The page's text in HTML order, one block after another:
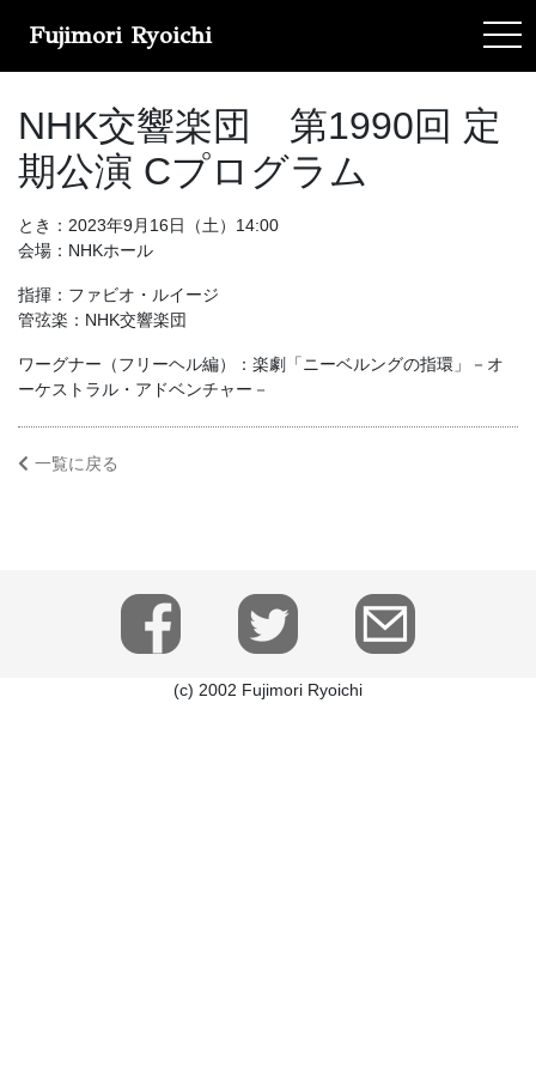
Fujimori Ryoichi
NHK交響楽団 第1990回 定
期公演 Cプログラム
とき：2023年9月16日（土）14:00
会場：NHKホール
指揮：ファビオ・ルイージ
管弦楽：NHK交響楽団
ワーグナー（フリーヘル編）：楽劇「ニーベルングの指環」－オ
ーケストラル・アドベンチャー－
一覧に戻る
(c) 2002 Fujimori Ryoichi